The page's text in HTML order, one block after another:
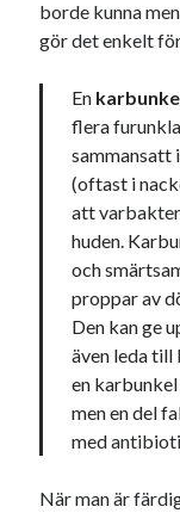
borde kunna
gör det enkelt
En
flera
sammansatt
(oftast i
att
huden.
och
proppar av
Den kan ge
även leda till
en
men en del
med
När man är